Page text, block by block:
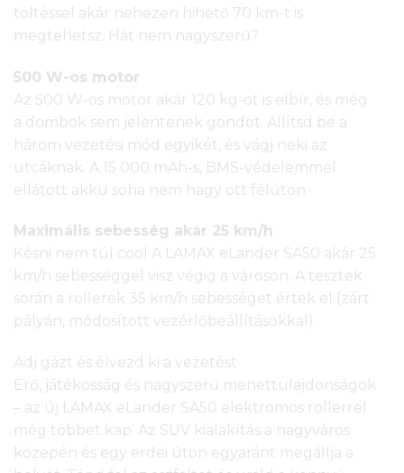
töltéssel akár nehezen hihető 70 km-t is
megtehetsz. Hát nem nagyszerű?
500 W-os motor
Az 500 W-os motor akár 120 kg-ot is elbír, és még
a dombok sem jelentenek gondot. Állítsd be a
három vezetési mód egyikét, és vágj neki az
utcáknak. A 15 000 mAh-s, BMS-védelemmel
ellátott akku soha nem hagy ott félúton.
Maximális sebesség akár 25 km/h
Késni nem túl cool A LAMAX eLander SA50 akár 25
km/h sebességgel visz végig a városon. A tesztek
során a rollerek 35 km/h sebességet értek el (zárt
pályán, módosított vezérlőbeállításokkal).
Adj gázt és élvezd ki a vezetést
Erő, játékosság és nagyszerű menettulajdonságok
– az új LAMAX eLander SA50 elektromos rollerrel
még többet kap. Az SUV kialakítás a nagyváros
közepén és egy erdei úton egyaránt megállja a